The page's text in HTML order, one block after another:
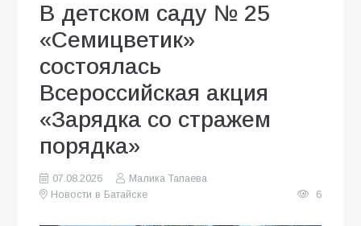
В детском саду № 25
«Семицветик»
состоялась
Всероссийская акция
«Зарядка со стражем
порядка»
07.08.2026
Малика Тапаева
Новости в Батайске
6